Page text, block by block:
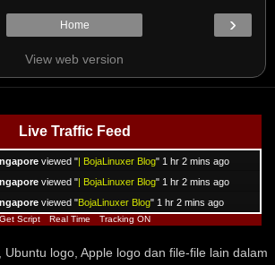
›
Home
View web version
Live Traffic Feed
viewed "| BojaLinuxer Blog" 1 hr 2 mins ago
viewed "| BojaLinuxer Blog" 1 hr 2 mins ago
viewed "BojaLinuxer Blog" 1 hr 2 mins ago
Get Script Real Time Tracking ON
Ubuntu logo, Apple logo dan file-file lain dalam